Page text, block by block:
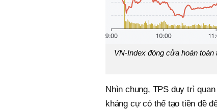
VN-Index đóng cửa hoàn
Nhìn chung, TPS duy trì
kháng cự có thể tạo tiền đề